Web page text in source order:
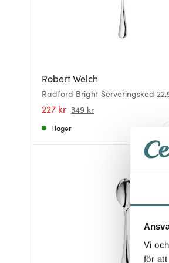
Vi och
för
Robert Welch
Radford Bright Serveringsked
blankt stål
227 kr 349 kr
I lager